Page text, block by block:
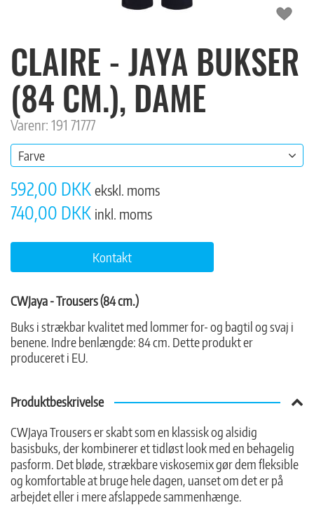
CLAIRE - JAYA BUKSER
(84 CM.), DAME
Varenr: 191 71777
Farve
592,00 DKK ekskl. moms
740,00 DKK inkl. moms
Kontakt
CWJaya - Trousers (84 cm.)
Buks i strækbar kvalitet med lommer for- og bagtil og svaj i
benene. Indre benlængde: 84 cm. Dette produkt er
produceret i EU.
Produktbeskrivelse
CWJaya Trousers er skabt som en klassisk og alsidig
basisbuks, der kombinerer et tidløst look med en behagelig
pasform. Det bløde, strækbare viskosemix gør dem fleksible
og komfortable at bruge hele dagen, uanset om det er på
arbejdet eller i mere afslappede sammenhænge.